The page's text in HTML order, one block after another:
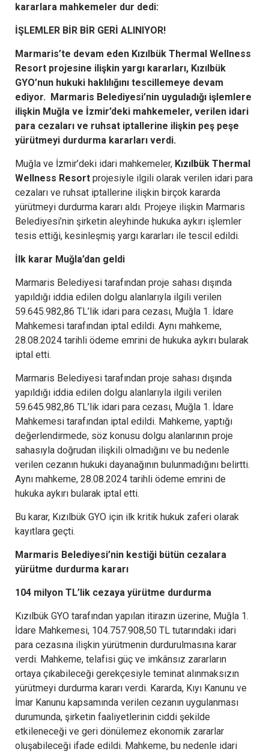
kararlara mahkemeler dur dedi:
İŞLEMLER BİR BİR GERİ ALINIYOR!
Marmaris’te devam eden Kızılbük Thermal Wellness
Resort projesine ilişkin yargı kararları, Kızılbük
GYO’nun hukuki haklılığını tescillemeye devam
ediyor. Marmaris Belediyesi’nin uyguladığı işlemlere
ilişkin Muğla ve İzmir’deki mahkemeler, verilen idari
para cezaları ve ruhsat iptallerine ilişkin peş peşe
yürütmeyi durdurma kararları verdi.
Muğla ve İzmir’deki idari mahkemeler, Kızılbük Thermal
Wellness Resort projesiyle ilgili olarak verilen idari para
cezaları ve ruhsat iptallerine ilişkin birçok kararda
yürütmeyi durdurma kararı aldı. Projeye ilişkin Marmaris
Belediyesi’nin şirketin aleyhinde hukuka aykırı işlemler
tesis ettiği, kesinleşmiş yargı kararları ile tescil edildi.
İlk karar Muğla’dan geldi
Marmaris Belediyesi tarafından proje sahası dışında
yapıldığı iddia edilen dolgu alanlarıyla ilgili verilen
59.645.982,86 TL’lik idari para cezası, Muğla 1. İdare
Mahkemesi tarafından iptal edildi. Aynı mahkeme,
28.08.2024 tarihli ödeme emrini de hukuka aykırı bularak
iptal etti.
Marmaris Belediyesi tarafından proje sahası dışında
yapıldığı iddia edilen dolgu alanlarıyla ilgili verilen
59.645.982,86 TL’lik idari para cezası, Muğla 1. İdare
Mahkemesi tarafından iptal edildi. Mahkeme, yaptığı
değerlendirmede, söz konusu dolgu alanlarının proje
sahasıyla doğrudan ilişkili olmadığını ve bu nedenle
verilen cezanın hukuki dayanağının bulunmadığını belirtti.
Aynı mahkeme, 28.08.2024 tarihli ödeme emrini de
hukuka aykırı bularak iptal etti.
Bu karar, Kızılbük GYO için ilk kritik hukuk zaferi olarak
kayıtlara geçti.
Marmaris Belediyesi’nin kestiği bütün cezalara
yürütme durdurma kararı
104 milyon TL’lik cezaya yürütme durdurma
Kızılbük GYO tarafından yapılan itirazın üzerine, Muğla 1.
İdare Mahkemesi, 104.757.908,50 TL tutarındaki idari
para cezasına ilişkin yürütmenin durdurulmasına karar
verdi. Mahkeme, telafisi güç ve imkânsız zararların
ortaya çıkabileceği gerekçesiyle teminat alınmaksızın
yürütmeyi durdurma kararı verdi. Kararda, Kıyı Kanunu ve
İmar Kanunu kapsamında verilen cezanın uygulanması
durumunda, şirketin faaliyetlerinin ciddi şekilde
etkileneceği ve geri dönülemez ekonomik zararlar
oluşabileceği ifade edildi. Mahkeme, bu nedenle idari